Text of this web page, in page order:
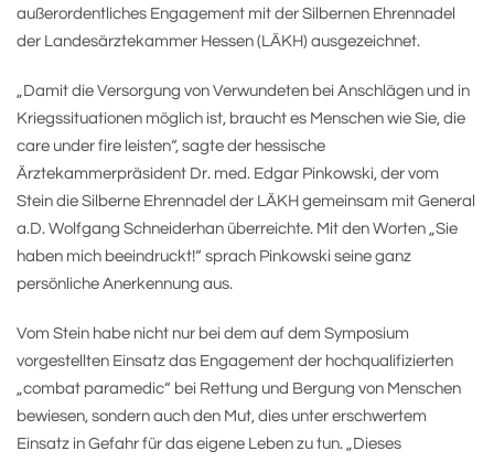
außerordentliches Engagement mit der Silbernen Ehrennadel
der Landesärztekammer Hessen (LÄKH) ausgezeichnet.
„Damit die Versorgung von Verwundeten bei Anschlägen und in
Kriegssituationen möglich ist, braucht es Menschen wie Sie, die
care under fire leisten“, sagte der hessische
Ärztekammerpräsident Dr. med. Edgar Pinkowski, der vom
Stein die Silberne Ehrennadel der LÄKH gemeinsam mit General
a.D. Wolfgang Schneiderhan überreichte. Mit den Worten „Sie
haben mich beeindruckt!“ sprach Pinkowski seine ganz
persönliche Anerkennung aus.
Vom Stein habe nicht nur bei dem auf dem Symposium
vorgestellten Einsatz das Engagement der hochqualifizierten
„combat paramedic“ bei Rettung und Bergung von Menschen
bewiesen, sondern auch den Mut, dies unter erschwertem
Einsatz in Gefahr für das eigene Leben zu tun. „Dieses